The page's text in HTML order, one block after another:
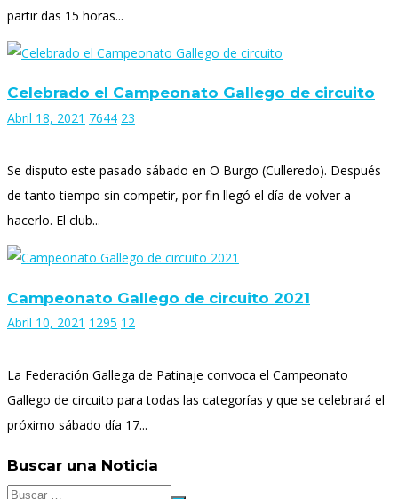
partir das 15 horas...
Celebrado el Campeonato Gallego de circuito
Abril 18, 2021 7644 23
Se disputo este pasado sábado en O Burgo (Culleredo). Después
de tanto tiempo sin competir, por fin llegó el día de volver a
hacerlo. El club...
Campeonato Gallego de circuito 2021
Abril 10, 2021 1295 12
La Federación Gallega de Patinaje convoca el Campeonato
Gallego de circuito para todas las categorías y que se celebrará el
próximo sábado día 17...
Buscar una Noticia